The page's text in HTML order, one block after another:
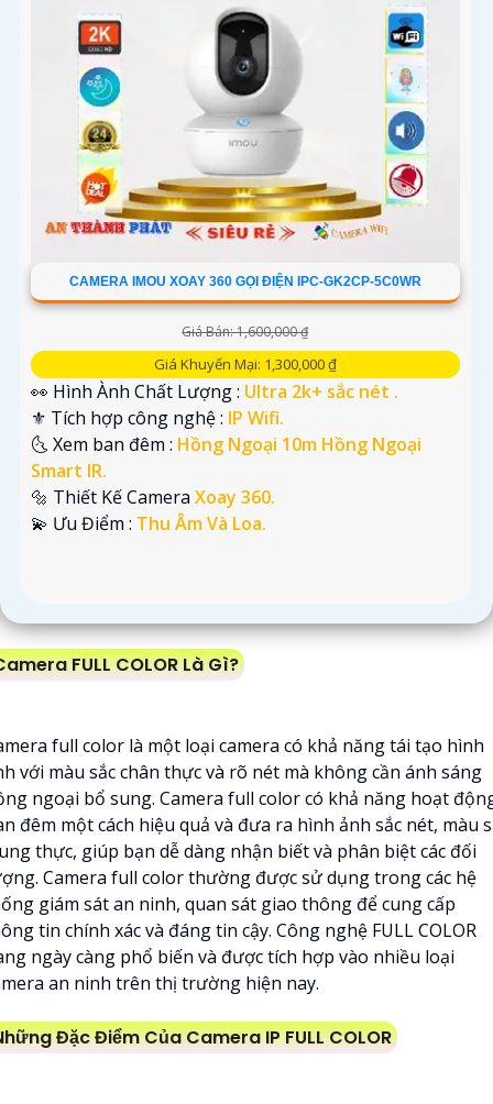
CAMERA IMOU XOAY 360 GỌI ĐIỆN IPC-GK2CP-5C0WR
Giá Bán: 1,600,000 ₫
Giá Khuyến Mại: 1,300,000 ₫
👀 Hình Ành Chất Lượng : Ultra 2k+ sắc nét .
⚜️ Tích hợp công nghệ : IP Wifi.
🌜 Xem ban đêm : Hồng Ngoại 10m Hồng Ngoại
Smart IR.
🔩 Thiết Kế Camera Xoay 360.
️💫 Ưu Điểm : Thu Âm Và Loa.
FULL COLOR Là Gì?
full color là một loại camera có khả năng tái tạo hình
với màu sắc chân thực và rõ nét mà không cần ánh sáng
ngoại bổ sung. Camera full color có khả năng hoạt
đêm một cách hiệu quả và đưa ra hình ảnh sắc nét, màu
thực, giúp bạn dễ dàng nhận biết và phân biệt các đối
Camera full color thường được sử dụng trong các hệ
giám sát an ninh, quan sát giao thông để cung cấp
tin chính xác và đáng tin cậy. Công nghệ FULL COLOR
ngày càng phổ biến và được tích hợp vào nhiều loại
an ninh trên thị trường hiện nay.
Đặc Điểm Của Camera IP FULL COLOR